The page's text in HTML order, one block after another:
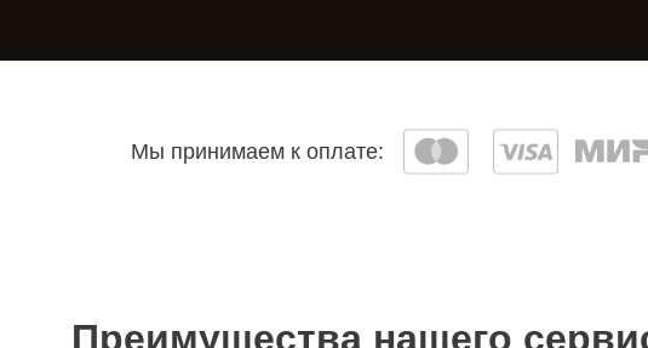
Мы принимаем к оплате:
Преимущества нашего